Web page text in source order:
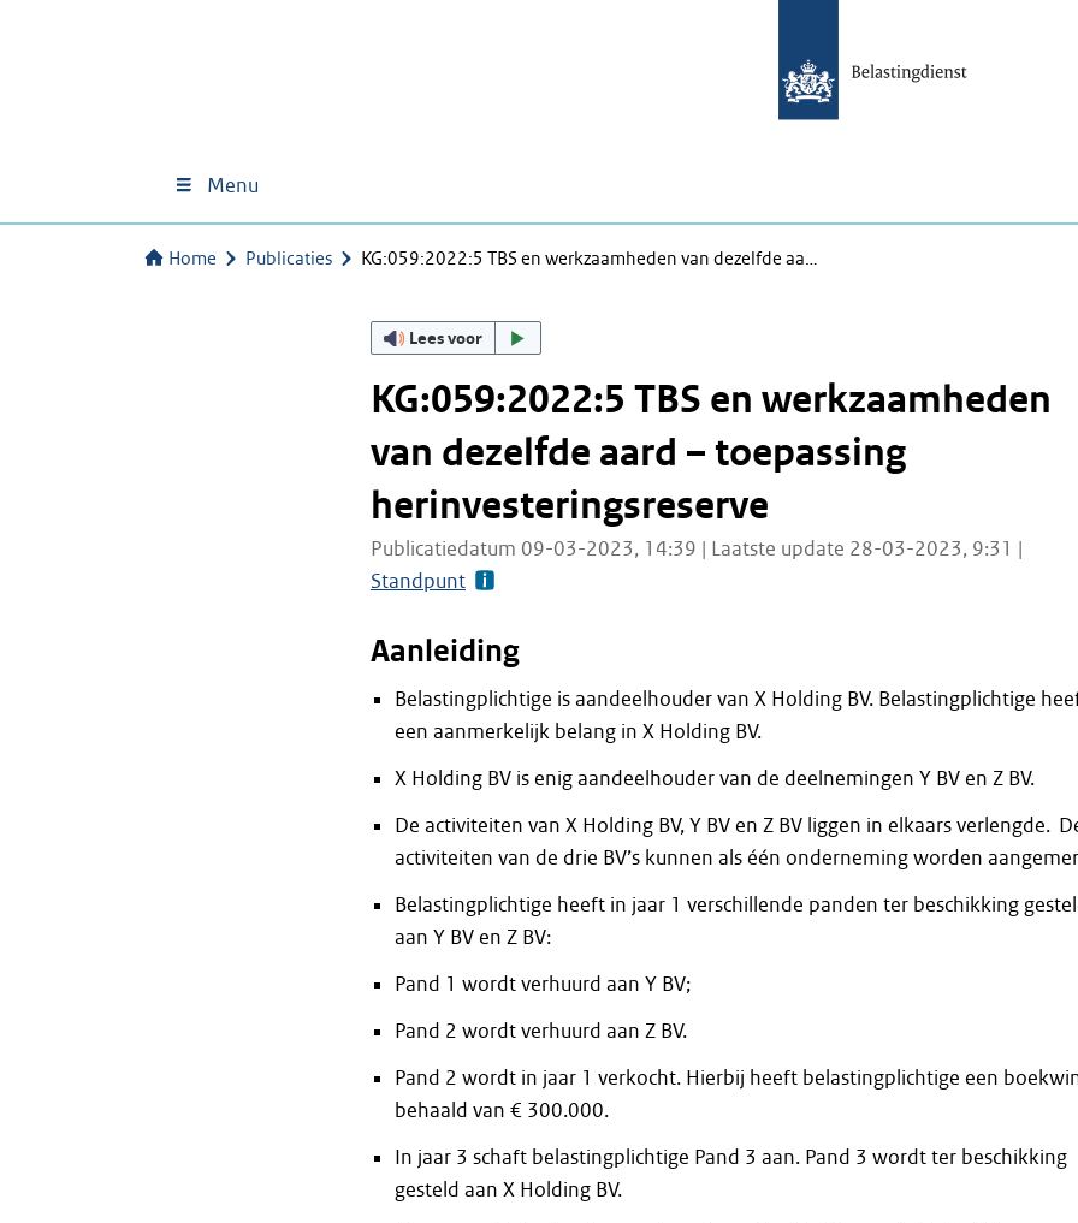
Menu
Home Publicaties KG:059:2022:5 TBS en werkzaamheden van dezelfde aa…
Lees voor
KG:059:2022:5 TBS en werkzaamheden
van dezelfde aard – toepassing
herinvesteringsreserve
Publicatiedatum 09-03-2023, 14:39 | Laatste update 28-03-2023, 9:31 |
Standpunt
Aanleiding
Belastingplichtige is aandeelhouder van X Holding BV. Belastingplichtige
een aanmerkelijk belang in X Holding BV.
X Holding BV is enig aandeelhouder van de deelnemingen Y BV en Z BV.
De activiteiten van X Holding BV, Y BV en Z BV liggen in elkaars verlengde.
activiteiten van de drie BV’s kunnen als één onderneming worden
Belastingplichtige heeft in jaar 1 verschillende panden ter beschikking
aan Y BV en Z BV:
Pand 1 wordt verhuurd aan Y BV;
Pand 2 wordt verhuurd aan Z BV.
Pand 2 wordt in jaar 1 verkocht. Hierbij heeft belastingplichtige een
behaald van € 300.000.
In jaar 3 schaft belastingplichtige Pand 3 aan. Pand 3 wordt ter beschikking
gesteld aan X Holding BV.